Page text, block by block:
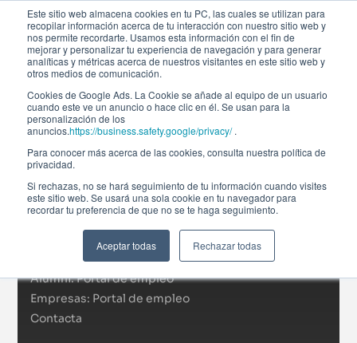
Este sitio web almacena cookies en tu PC, las cuales se utilizan para
recopilar información acerca de tu interacción con nuestro sitio web y
nos permite recordarte. Usamos esta información con el fin de
mejorar y personalizar tu experiencia de navegación y para generar
analíticas y métricas acerca de nuestros visitantes en este sitio web y
otros medios de comunicación.
Cookies de Google Ads. La Cookie se añade al equipo de un usuario
cuando este ve un anuncio o hace clic en él. Se usan para la
personalización de los
anuncios.https://business.safety.google/privacy/.
Para conocer más acerca de las cookies, consulta nuestra política de
privacidad.
Si rechazas, no se hará seguimiento de tu información cuando visites
este sitio web. Se usará una sola cookie en tu navegador para
recordar tu preferencia de que no se te haga seguimiento.
Aceptar todas Rechazar todas
Afi Global Education
Sobre nosotros
RSC
Campus virtual
Alumni: Portal de empleo
Empresas: Portal de empleo
Contacta